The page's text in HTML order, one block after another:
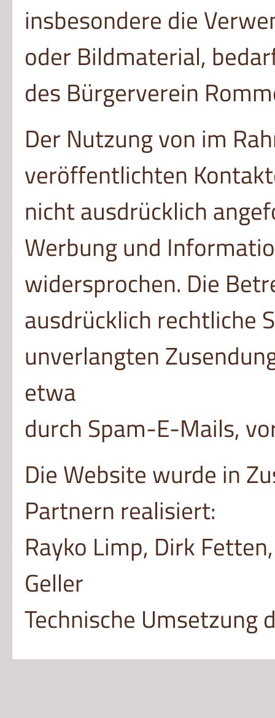
insbesondere die
oder Bildmaterial,
des Bürgerverein
Der Nutzung von im
veröffentlichten
nicht ausdrücklich
Werbung und
widersprochen. Die
ausdrücklich rechtliche
unverlangten
etwa
durch Spam-E-Mails,
Die Website wurde in
Partnern realisiert:
Rayko Limp, Dirk
Geller
Technische Umsetzung